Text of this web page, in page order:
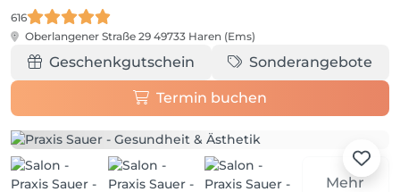
616
Oberlangener Straße 29 49733 Haren (Ems)
Geschenkgutschein Sonderangebote
Termin buchen
Mehr